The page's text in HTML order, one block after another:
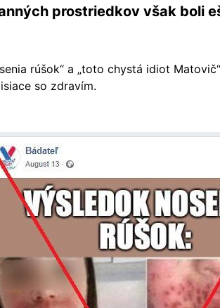
prostriedkov však boli
rúšok“ a „toto chystá idiot Matovič“
so zdravím.